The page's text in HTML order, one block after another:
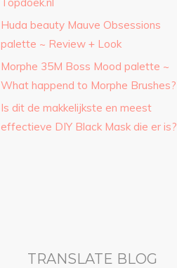
Huda beauty Mauve Obsessions
palette ~ Review + Look
Morphe 35M Boss Mood palette ~
What happend to Morphe Brushes?
Is dit de makkelijkste en meest
effectieve DIY Black Mask die er is?
TRANSLATE BLOG